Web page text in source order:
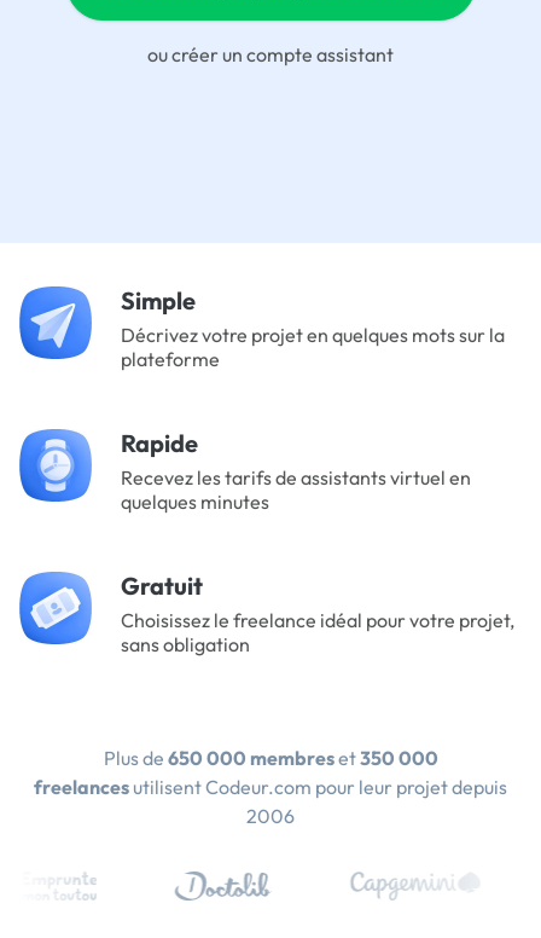
oucréer un compte assistant
Simple
Décrivez votre projet en quelques mots sur la
plateforme
Rapide
Recevez les tarifs de assistants virtuel en
quelques minutes
Gratuit
Choisissez le freelance idéal pour votre projet,
sans obligation
Plus de 650 000 membreset350 000
freelances utilisent Codeur.com pour leur projet depuis
2006